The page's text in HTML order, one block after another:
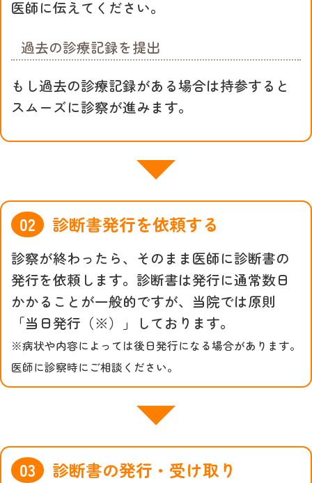
医師に伝えてください。
過去の診療記録を提出
もし過去の診療記録がある場合は持参すると
スムーズに診察が進みます。
診断書発行を依頼する
診察が終わったら、そのまま医師に診断書の
発行を依頼します。診断書は発行に通常数日
かかることが一般的ですが、当院では原則
「当日発行（※）」しております。
※病状や内容によっては後日発行になる場合があります。
医師に診察時にご相談ください。
診断書の発行・受け取り